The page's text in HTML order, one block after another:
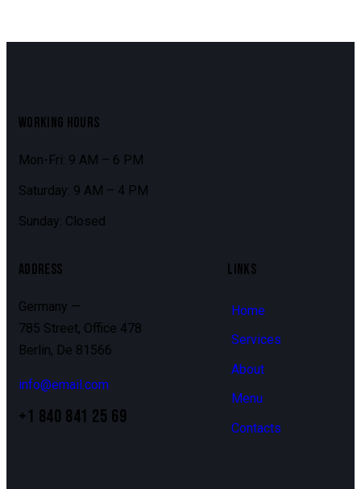
WORKING HOURS
Mon-Fri: 9 AM – 6 PM
Saturday: 9 AM – 4 PM
Sunday: Closed
ADDRESS
Germany —
785 Street, Office 478
Berlin, De 81566
info@email.com
+1 840 841 25 69
LINKS
Home
Services
About
Menu
Contacts